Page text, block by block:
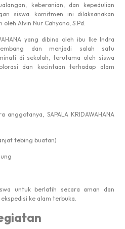
keberanian, dan kepedulian
siswa. komitmen ini dilaksanakan
Alvin Nur Cahyono, S.Pd.
yang dibina oleh ibu Ike Indra
dan menjadi salah satu
di sekolah, terutama oleh siswa
dan kecintaan terhadap alam
SAPALA KRIDAWAHANA
tebing buatan)
untuk berlatih secara aman dan
ke alam terbuka.